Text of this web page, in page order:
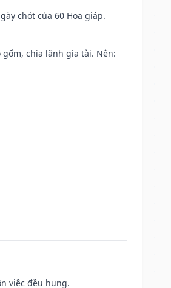
chót của 60 Hoa giáp.
chia lãnh gia tài. Nên:
việc đều hung.